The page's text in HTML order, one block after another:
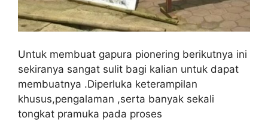
Untuk membuat gapura pionering berikutnya ini
sekiranya sangat sulit bagi kalian untuk dapat
membuatnya .Diperluka keterampilan
khusus,pengalaman ,serta banyak sekali
tongkat pramuka pada proses